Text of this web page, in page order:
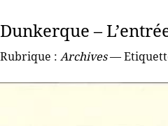
Dunkerque –
Rubrique : Archives—